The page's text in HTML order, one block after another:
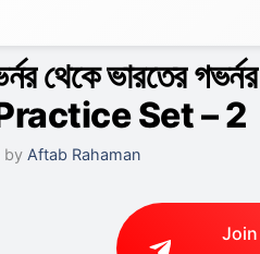
থেকে ভারতের
Set – 2
by Aftab Rahaman
Join